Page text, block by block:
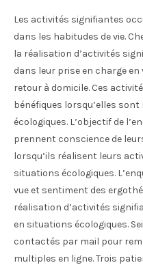
Les activités signifiantes
dans les habitudes de vie.
la réalisation d’activités
dans leur prise en charge
retour à domicile. Ces
bénéfiques lorsqu’elles
écologiques. L’objectif de
prennent conscience de
lorsqu’ils réalisent leurs
situations écologiques.
vue et sentiment des
réalisation d’activités
en situations écologiques.
contactés par mail pour
multiples en ligne. Trois